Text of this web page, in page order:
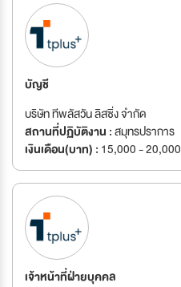
บัญชี
บริษัท ทีพลัสวัน ลิสซิ่ง จำกัด
สถานที่ปฏิบัติงาน :สมุทรปราการ
เงินเดือน(บาท) : 15,000 - 20,000
เจ้าหน้าที่ฝ่ายบุคคล